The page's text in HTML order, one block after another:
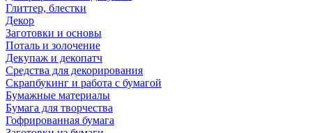
Глиттер, блестки
Декор
Заготовки и основы
Поталь и золочение
Декупаж и декопатч
Средства для декорирования
Скрапбукинг и работа с бумагой
Бумажные материалы
Бумага для творчества
Гофрированная бумага